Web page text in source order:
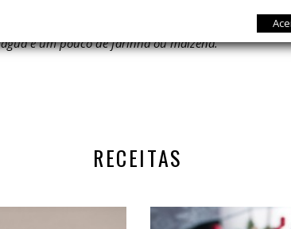
Aqueça as natas, adicione o queijo e o endro
reduza demasiado, caso contrário pode cortar, os
água e um pouco de farinha ou maizena.
RECEITAS